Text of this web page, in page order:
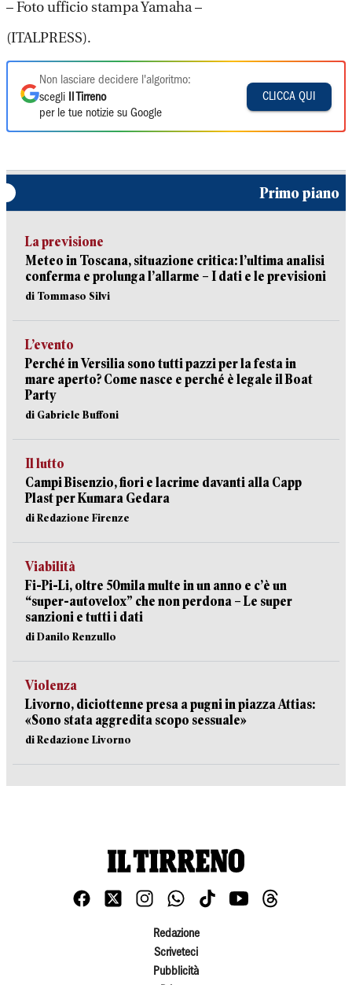
– Foto ufficio stampa Yamaha –
(ITALPRESS).
Non lasciare decidere l'algoritmo:
scegli
Il Tirreno
per le tue notizie su Google
CLICCA QUI
Primo piano
La previsione
Meteo in Toscana, situazione critica: l’ultima analisi
conferma e prolunga l’allarme – I dati e le previsioni
di Tommaso Silvi
L’evento
Perché in Versilia sono tutti pazzi per la festa in
mare aperto? Come nasce e perché è legale il Boat
Party
di Gabriele Buffoni
Il lutto
Campi Bisenzio, fiori e lacrime davanti alla Capp
Plast per Kumara Gedara
di Redazione Firenze
Viabilità
Fi-Pi-Li, oltre 50mila multe in un anno e c’è un
“super-autovelox” che non perdona – Le super
sanzioni e tutti i dati
di Danilo Renzullo
Violenza
Livorno, diciottenne presa a pugni in piazza Attias:
«Sono stata aggredita scopo sessuale»
di Redazione Livorno
Redazione
Scriveteci
Pubblicità